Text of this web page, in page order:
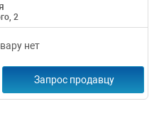
2
нет
Запрос продавцу